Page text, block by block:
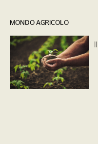
MONDO AGRICOLO